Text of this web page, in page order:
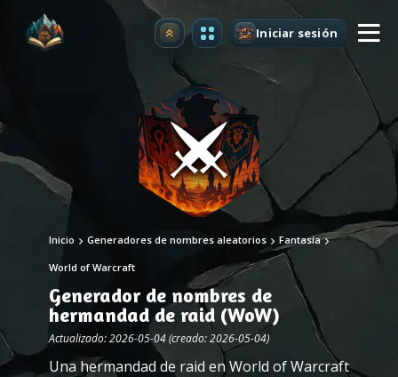
Mejorar Iniciar sesión
Inicio Generadores de nombres aleatorios Fantasía
World of Warcraft
Generador de nombres de
hermandad de raid (WoW)
Actualizado: 2026-05-04 (creado: 2026-05-04)
Una hermandad de raid en World of Warcraft